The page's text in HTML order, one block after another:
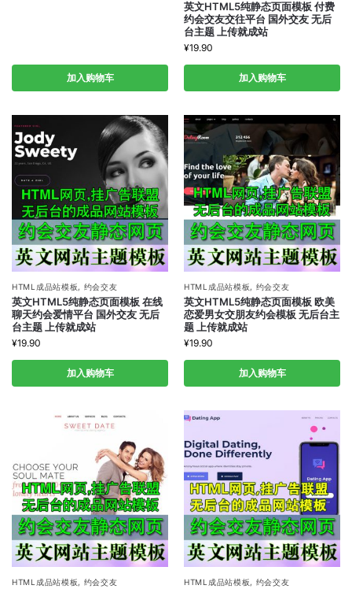
加入购物车
英文HTML5纯静态页面模板 付费
约会交友交往平台 国外交友 无后
台主题 上传就成站
¥19.90
加入购物车
HTML成品站模板, 约会交友
英文HTML5纯静态页面模板 在线
聊天约会爱情平台 国外交友 无后
台主题 上传就成站
¥19.90
加入购物车
HTML成品站模板, 约会交友
英文HTML5纯静态页面模板 欧美
恋爱男女交朋友约会模板 无后台主
题 上传就成站
¥19.90
加入购物车
HTML成品站模板, 约会交友 HTML成品站模板, 约会交友